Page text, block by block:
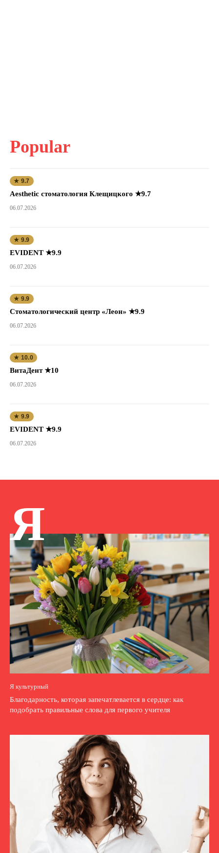
Popular
★ 9.7
Aesthetic стоматология Клещицкого ★9.7
06.07.2026
★ 9.9
EVIDENT ★9.9
06.07.2026
★ 9.9
Стоматологический центр «Леон» ★9.9
06.07.2026
★ 10.0
ВитаДент ★10
06.07.2026
★ 9.9
EVIDENT ★9.9
06.07.2026
Я
Я культурный
Благодарность, которая запечатлевается в сердце: как
подобрать правильные слова для первого учителя